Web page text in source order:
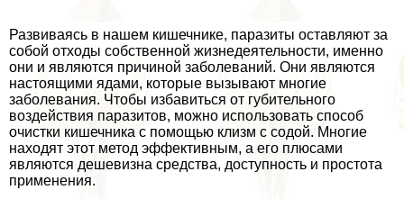
Развиваясь в нашем кишечнике, паразиты оставляют за
собой отходы собственной жизнедеятельности, именно
они и являются причиной заболеваний. Они являются
настоящими ядами, которые вызывают многие
заболевания. Чтобы избавиться от губительного
воздействия паразитов, можно использовать способ
очистки кишечника с помощью клизм с содой. Многие
находят этот метод эффективным, а его плюсами
являются дешевизна средства, доступность и простота
применения.